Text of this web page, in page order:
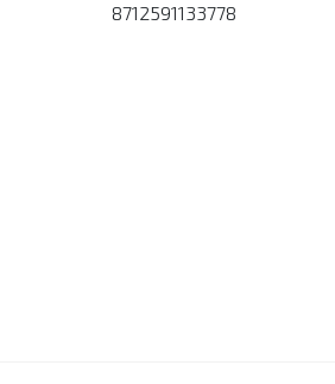
8712591133778